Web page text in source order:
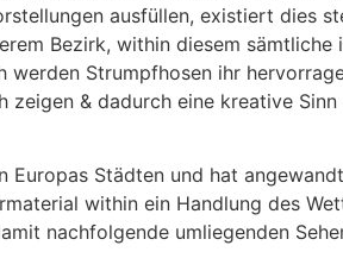
ausfüllen, existiert dies
Bezirk, within diesem
Strumpfhosen ihr
& dadurch eine kreative
Städten und hat
within ein Handlung des
nachfolgende umliegenden